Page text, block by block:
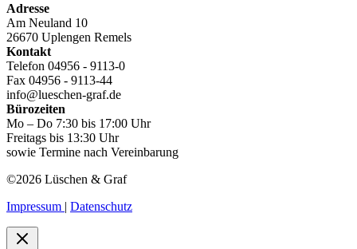
Adresse
Am Neuland 10
26670 Uplengen Remels
Kontakt
Telefon 04956 - 9113-0
Fax 04956 - 9113-44
info@lueschen-graf.de
Bürozeiten
Mo – Do 7:30 bis 17:00 Uhr
Freitags bis 13:30 Uhr
sowie Termine nach Vereinbarung
©2026 Lüschen & Graf
Impressum | Datenschutz